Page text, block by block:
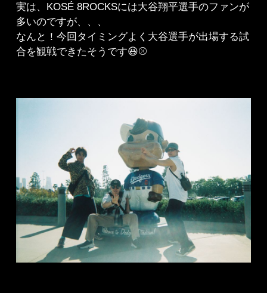
実は、KOSÉ 8ROCKSには大谷翔平選手のファンが
多いのですが、、、
なんと！今回タイミングよく大谷選手が出場する試
合を観戦できたそうです😆⚾️